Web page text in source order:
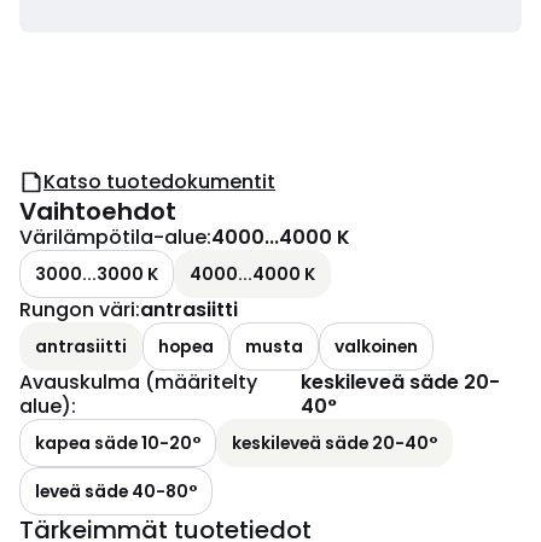
Katso tuotedokumentit
Vaihtoehdot
Värilämpötila-alue:4000...4000 K
3000...3000 K 4000...4000 K
Rungon väri:antrasiitti
antrasiitti hopea musta valkoinen
Avauskulma (määritelty
alue):
keskileveä säde 20-
40°
kapea säde 10-20°
keskileveä säde 20-40°
leveä säde 40-80°
Tärkeimmät tuotetiedot